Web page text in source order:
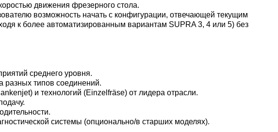
движения фрезерного стола.
возможность начать с конфигурации, отвечающей текущим
к более автоматизированным вариантам SUPRA 3, 4 или 5) без
среднего уровня.
разных типов соединений.
и технологий (Einzelfräse) от лидера отрасли.
системы (опционально/в старших моделях).